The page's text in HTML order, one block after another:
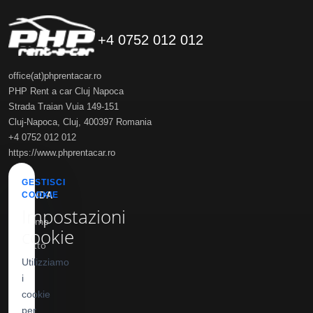
+4 0752 012 012
office(at)phprentacar.ro
PHP Rent a car Cluj Napoca
Strada Traian Vuia 149-151
Cluj-Napoca, Cluj, 400397 Romania
+4 0752 012 012
https://www.phprentacar.ro
AZIENDA
Chi siamo
Contatto
Blog
INFO
GESTISCI
COOKIE
Impostazioni
cookie
Utilizziamo
i
cookie
per